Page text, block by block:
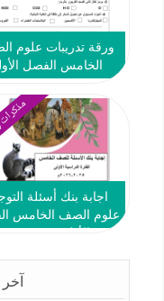
ورقة تدريبات علوم
الخامس الفصل
اجابة بنك أسئلة
علوم الصف الخامس